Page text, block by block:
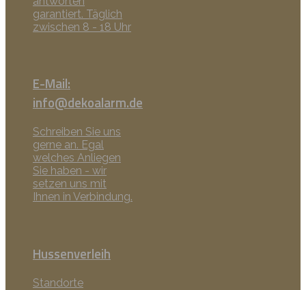
garantiert. Täglich
zwischen 8 - 18 Uhr
E-Mail:
info@dekoalarm.de
Schreiben Sie uns
gerne an. Egal
welches Anliegen
Sie haben - wir
setzen uns mit
Ihnen in Verbindung.
Hussenverleih
Standorte